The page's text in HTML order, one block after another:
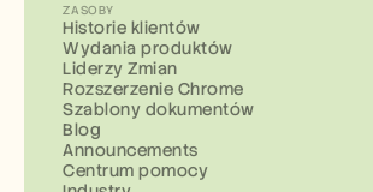
ZASOBY
Historie klientów
Wydania produktów
Liderzy Zmian
Rozszerzenie Chrome
Szablony dokumentów
Blog
Announcements
Centrum pomocy